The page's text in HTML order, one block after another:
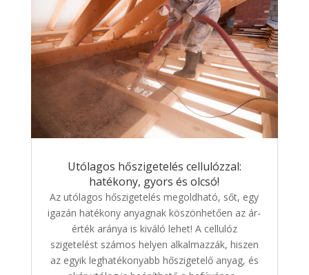
Utólagos hőszigetelés cellulózzal:
hatékony, gyors és olcsó!
Az utólagos hőszigetelés megoldható, sőt, egy
igazán hatékony anyagnak köszönhetően az ár-
érték aránya is kiváló lehet! A cellulóz
szigetelést számos helyen alkalmazzák, hiszen
az egyik leghatékonyabb hőszigetelő anyag, és